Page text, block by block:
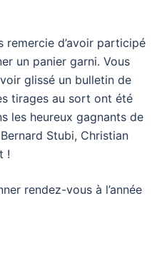
remercie d’avoir participé
un panier garni. Vous
glissé un bulletin de
tirages au sort ont été
les heureux gagnants de
Stubi, Christian
!
rendez-vous à l’année